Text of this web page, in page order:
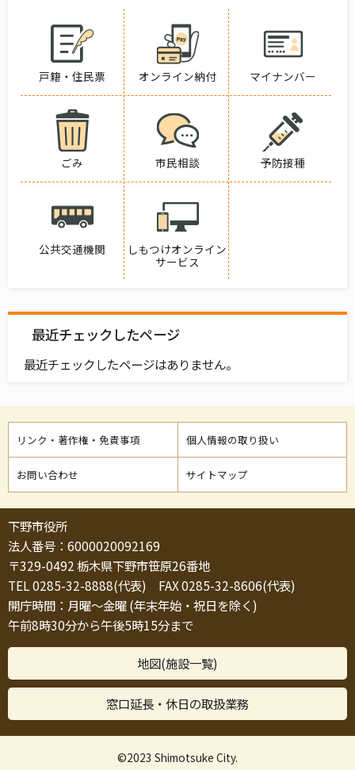
戸籍・住民票 オンライン納付 マイナンバー
ごみ 市民相談 予防接種
公共交通機関
しもつけオンライン
サービス
最近チェックしたページ
最近チェックしたページはありません。
リンク・著作権・免責事項 個人情報の取り扱い
お問い合わせ サイトマップ
下野市役所
法人番号：6000020092169
〒329-0492 栃木県下野市笹原26番地
TEL 0285-32-8888(代表) FAX 0285-32-8606(代表)
開庁時間：月曜～金曜 (年末年始・祝日を除く)
午前8時30分から午後5時15分まで
地図(施設一覧)
窓口延長・休日の取扱業務
©2023 Shimotsuke City.